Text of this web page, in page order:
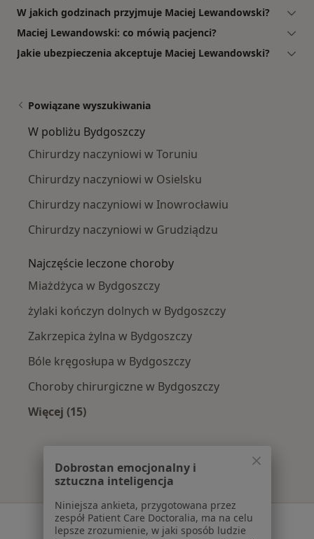
W jakich godzinach przyjmuje Maciej Lewandowski?
Maciej Lewandowski: co mówią pacjenci?
Jakie ubezpieczenia akceptuje Maciej Lewandowski?
Powiązane wyszukiwania
W pobliżu Bydgoszczy
Chirurdzy naczyniowi w Toruniu
Chirurdzy naczyniowi w Osielsku
Chirurdzy naczyniowi w Inowrocławiu
Chirurdzy naczyniowi w Grudziądzu
Najczęście leczone choroby
Miażdżyca w Bydgoszczy
żylaki kończyn dolnych w Bydgoszczy
Zakrzepica żylna w Bydgoszczy
Bóle kręgosłupa w Bydgoszczy
Choroby chirurgiczne w Bydgoszczy
Więcej (15)
Serwis
Dobrostan emocjonalny i
sztuczna inteligencja
Niniejsza ankieta, przygotowana przez
zespół Patient Care Doctoralia, ma na celu
lepsze zrozumienie, w jaki sposób ludzie